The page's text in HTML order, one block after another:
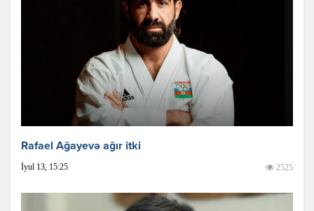
Rafael Ağayevə ağır itki
İyul 13, 15:25 2525